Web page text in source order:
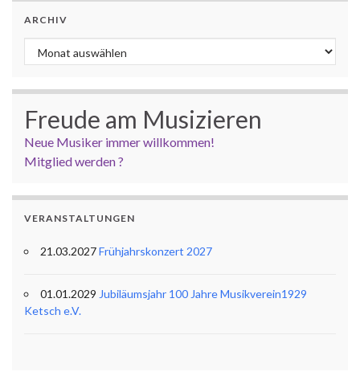
ARCHIV
Archiv
Freude am Musizieren
Neue Musiker immer willkommen!
Mitglied werden ?
VERANSTALTUNGEN
21.03.2027Frühjahrskonzert 2027
01.01.2029 Jubiläumsjahr 100 Jahre Musikverein1929
Ketsch e.V.